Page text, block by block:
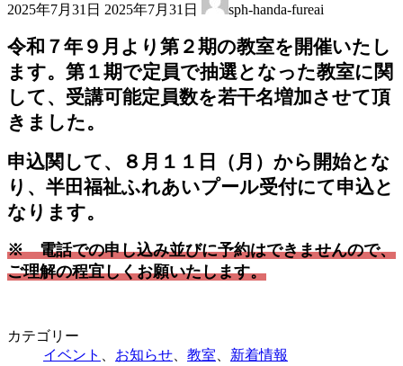
2025年7月31日 終
新
日
時
2025年7月31日 sph-handa-fureai
令和７年９月より第２期の教室を開催いたし
ます。第１期で定員で抽選となった教室に関
して、受講可能定員数を若干名増加させて頂
きました。
申込関して、８月１１日（月）から開始とな
り、半田福祉ふれあいプール受付にて申込と
なります。
※ 電話での申し込み並びに予約はできませんので、
ご理解の程宜しくお願いたします。
カテゴリー
イベント
お知らせ 教室 新着情報